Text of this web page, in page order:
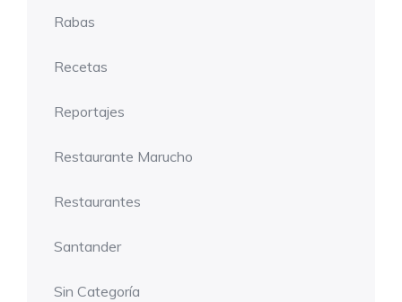
Rabas
Recetas
Reportajes
Restaurante Marucho
Restaurantes
Santander
Sin Categoría